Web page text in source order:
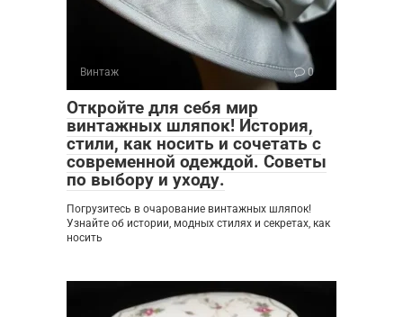
Винтаж 0
Откройте для себя мир
винтажных шляпок! История,
стили, как носить и сочетать с
современной одеждой. Советы
по выбору и уходу.
Погрузитесь в очарование винтажных шляпок!
Узнайте об истории, модных стилях и секретах, как
носить